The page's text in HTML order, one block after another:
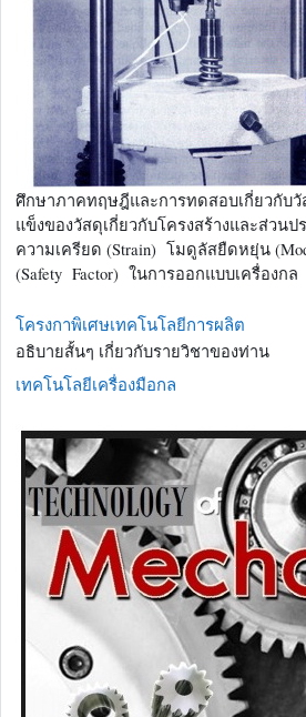
ศึกษาภาคทฤษฎีและการทดสอบเกี่ยวกั
แข็งของวัสดุเกี่ยวกับโครงสร้างและส่วน
ความเครียด (Strain) โมดูลัสยืดหยุ่น
(Safety Factor) ในการออกแบบเครื่องกล
โครงกาพิเศษเทคโนโลยีการผลิต
อธิบายสั้นๆ เกี่ยวกับรายวิชาของท่าน
เทคโนโลยีเครื่องมือกล